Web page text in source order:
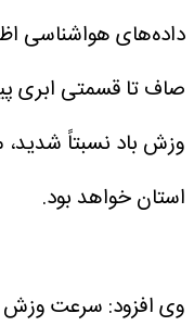
داده‌های هواشناسی
صاف تا قسمتی ابری
وزش باد نسبتاً
استان خواهد بود.